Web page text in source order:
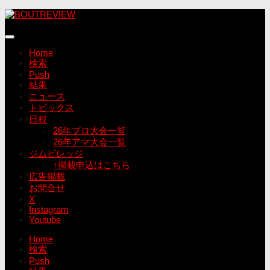
コ
テ
Home
検索
Push
結果
ニュース
トピックス
日程
26年プロ大会一覧
26年アマ大会一覧
ジムビレッジ
↑掲載申込はこちら
広告掲載
お問合せ
X
Instagram
Youtube
Home
検索
Push